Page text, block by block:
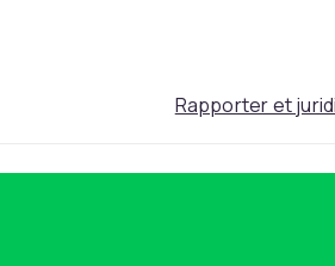
Rapporter et